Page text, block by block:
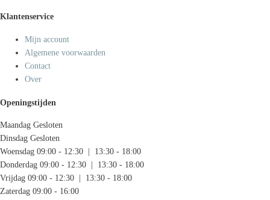
Klantenservice
Mijn account
Algemene voorwaarden
Contact
Over
Openingstijden
Maandag Gesloten
Dinsdag Gesloten
Woensdag 09:00 - 12:30 | 13:30 - 18:00
Donderdag 09:00 - 12:30 | 13:30 - 18:00
Vrijdag 09:00 - 12:30 | 13:30 - 18:00
Zaterdag 09:00 - 16:00